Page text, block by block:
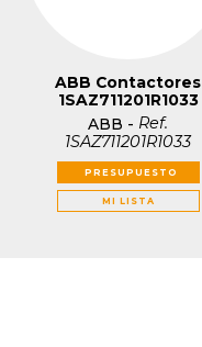
ABB Contactores
1SAZ711201R1033
ABB - Ref.
1SAZ711201R1033
PRESUPUESTO
MI LISTA